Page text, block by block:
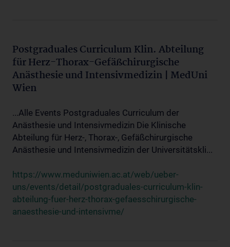
Postgraduales Curriculum Klin. Abteilung
für Herz-Thorax-Gefäßchirurgische
Anästhesie und Intensivmedizin | MedUni
Wien
...Alle Events Postgraduales Curriculum der
Anästhesie und Intensivmedizin Die Klinische
Abteilung für Herz-, Thorax-, Gefäßchirurgische
Anästhesie und Intensivmedizin der Universitätskli...
https://www.meduniwien.ac.at/web/ueber-
uns/events/detail/postgraduales-curriculum-klin-
abteilung-fuer-herz-thorax-gefaesschirurgische-
anaesthesie-und-intensivme/